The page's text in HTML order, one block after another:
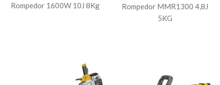
Rompedor 1600W 10J 8Kg
Rompedor MMR1300 4,8J
5KG